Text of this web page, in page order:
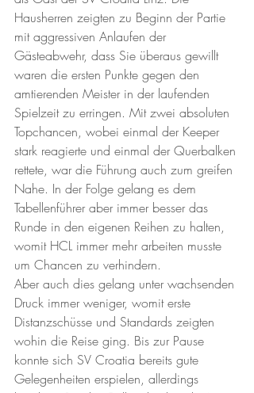
Hausherren zeigten zu Beginn der Partie
mit aggressiven Anlaufen der
Gästeabwehr, dass Sie überaus gewillt
waren die ersten Punkte gegen den
amtierenden Meister in der laufenden
Spielzeit zu erringen. Mit zwei absoluten
Topchancen, wobei einmal der Keeper
stark reagierte und einmal der Querbalken
rettete, war die Führung auch zum greifen
Nahe. In der Folge gelang es dem
Tabellenführer aber immer besser das
Runde in den eigenen Reihen zu halten,
womit HCL immer mehr arbeiten musste
um Chancen zu verhindern.
Aber auch dies gelang unter wachsenden
Druck immer weniger, womit erste
Distanzschüsse und Standards zeigten
wohin die Reise ging. Bis zur Pause
konnte sich SV Croatia bereits gute
Gelegenheiten erspielen, allerdings